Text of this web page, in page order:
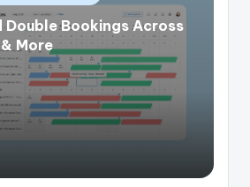
Double Bookings Across
More